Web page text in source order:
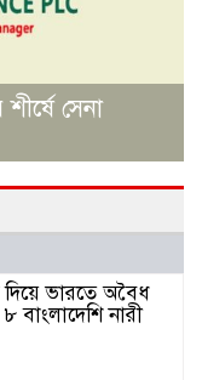
সেনা
দিয়ে ভারতে অবৈধ
বাংলাদেশি নারী